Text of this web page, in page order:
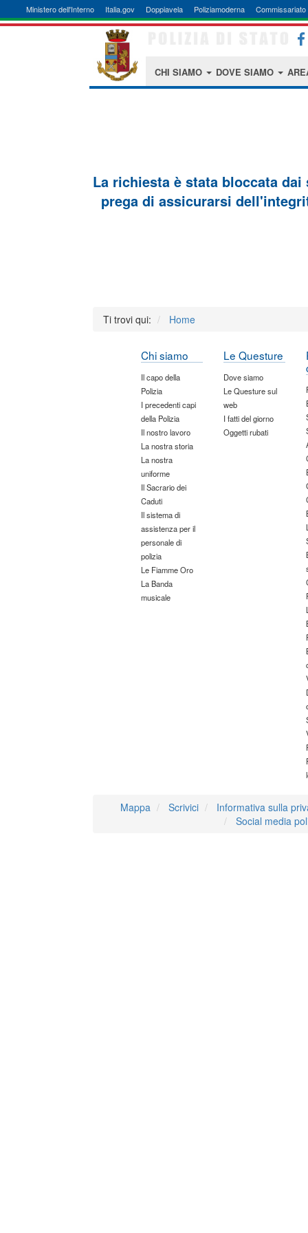
Ministero dell'Interno Italia.gov Doppiavela Poliziamoderna Commissariato
CHI SIAMO DOVE SIAMO
La richiesta è stata bloccata
prega di assicurarsi
Ti trovi qui: Home
Chi siamo
Il capo della
Polizia
I precedenti capi
della Polizia
Il nostro lavoro
La nostra storia
La nostra
uniforme
Il Sacrario dei
Caduti
Il sistema di
assistenza per il
personale di
polizia
Le Fiamme Oro
La Banda
musicale
Le Questure
Dove siamo
Le Questure sul
web
I fatti del giorno
Oggetti rubati
Mappa Scrivici
Informativa sulla
Social media